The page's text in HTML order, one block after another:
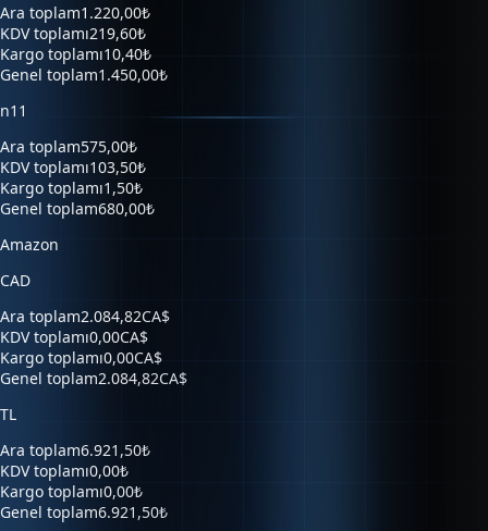
Ara toplam1.220,00₺
KDV toplamı219,60₺
Kargo toplamı10,40₺
Genel toplam1.450,00₺
n11
Ara toplam575,00₺
KDV toplamı103,50₺
Kargo toplamı1,50₺
Genel toplam680,00₺
Amazon
CAD
Ara toplam2.084,82CA$
KDV toplamı0,00CA$
Kargo toplamı0,00CA$
Genel toplam2.084,82CA$
TL
Ara toplam6.921,50₺
KDV toplamı0,00₺
Kargo toplamı0,00₺
Genel toplam6.921,50₺